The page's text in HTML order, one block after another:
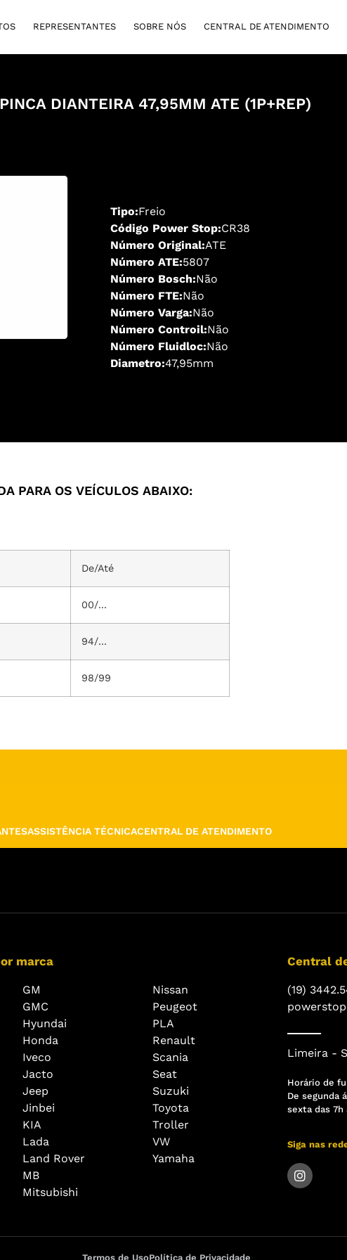
REPRESENTANTES SOBRE NÓS CENTRAL DE ATENDIMENTO
DIANTEIRA 47,95MM ATE (1P+REP)
Tipo:Freio
Código Power Stop:CR38
Número Original:ATE
Número ATE:5807
Número Bosch:Não
Número FTE:Não
Número Varga:Não
Número Controil:Não
Número Fluidloc:Não
Diametro:47,95mm
PARA OS VEÍCULOS ABAIXO:
De/Até
00/...
94/...
98/99
ASSISTÊNCIA TÉCNICACENTRAL DE ATENDIMENTO
marca
GM
GMC
Hyundai
Honda
Iveco
Jacto
Jeep
Jinbei
KIA
Lada
Land Rover
MB
Mitsubishi
Nissan
Peugeot
PLA
Renault
Scania
Seat
Suzuki
Toyota
Troller
VW
Yamaha
Central
(19)
Limeira -
Horário de
De segunda
sexta das 7h
Siga nas
Termos de UsoPolítica de Privacidade